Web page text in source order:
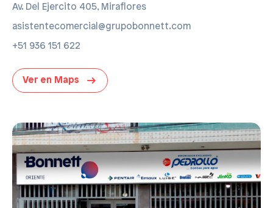
Av. Del Ejercito 405, Miraflores
asistentecomercial@grupobonnett.com
+51 936 151 622
Ver en Maps